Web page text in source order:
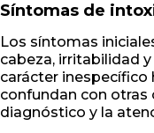
Síntomas de
Los síntomas
cabeza, irritabilidad
carácter
confundan con otras
diagnóstico y la